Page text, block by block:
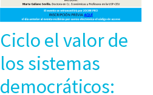
Ciclo el valor de
los sistemas
democráticos: